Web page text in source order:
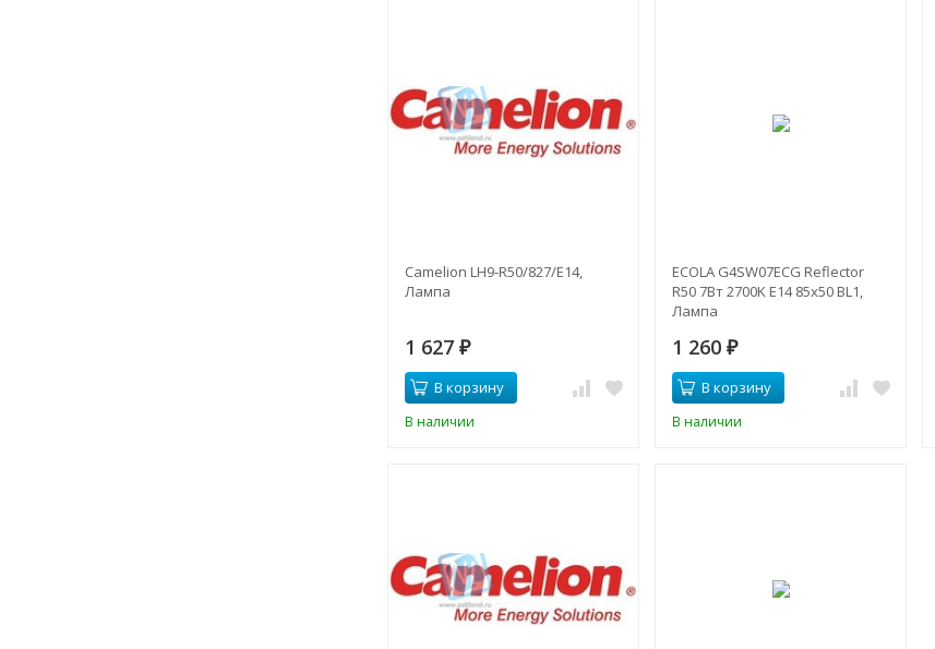
Camelion LH9-R50/827/E14,
Лампа
1 627 ₽
В корзину
В наличии
ECOLA G4SW07ECG Reflector
R50 7Вт 2700K E14 85х50 BL1,
Лампа
1 260 ₽
В корзину
В наличии